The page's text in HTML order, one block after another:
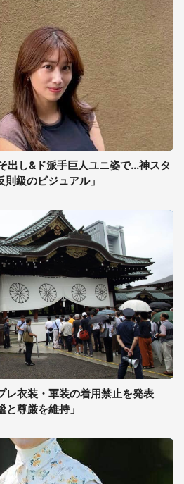
出し&ド派手巨人ユニ姿で...神スタ
級のビジュアル」
レ衣装・軍装の着用禁止を発表
と尊厳を維持」